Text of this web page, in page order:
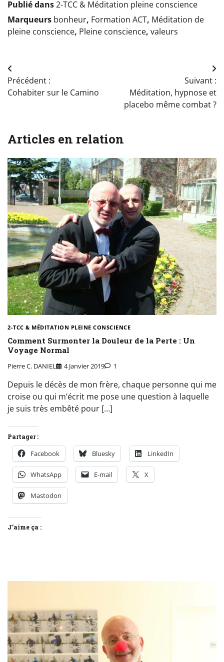
Publié dans2-TCC & Méditation pleine conscience
Marqueurs bonheur, Formation ACT, Méditation de
pleine conscience, Pleine conscience, valeurs
Navigation
de
Précédent :
Cohabiter sur le Camino
Suivant :
Méditation, hypnose et
placebo même combat ?
Articles en relation
2-TCC & MÉDITATION PLEINE CONSCIENCE
Comment Surmonter la Douleur de la Perte : Un
Voyage Normal
Pierre C. DANIEL 4 Janvier 2019 1
Depuis le décès de mon frère, chaque personne qui me
croise ou qui m’écrit me pose une question à laquelle
je suis très embêté pour […]
Partager :
Facebook Bluesky LinkedIn
WhatsApp E-mail X
Mastodon
J’aime ça :